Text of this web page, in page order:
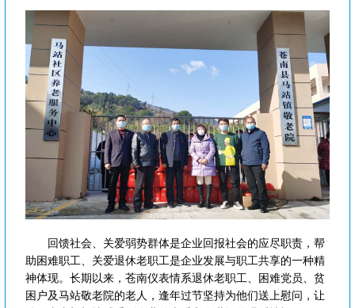
回馈社会、关爱弱势群体是企业回报社会的应尽职责，帮
助困难职工、关爱退休老职工是企业发展与职工共享的一种精
神体现。长期以来，苍南仪表情系退休老职工、困难党员、贫
困户及马站敬老院的老人，逢年过节坚持为他们送上慰问，让